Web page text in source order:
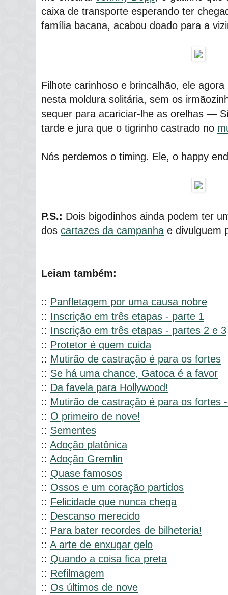
caixa de transporte esperando ter
família bacana, acabou doado para a
Filhote carinhoso e brincalhão, ele
nesta moldura solitária, sem os
sequer para acariciar-lhe as orelhas ―
tarde e jura que o tigrinho castrado no
Nós perdemos o timing. Ele, o happy
P.S.: Dois bigodinhos ainda podem ter
dos cartazes da campanha e divulguem
Leiam também:
:: Panfletagem por uma causa nobre
:: Inscrição em três etapas - parte 1
:: Inscrição em três etapas - partes 2 e 3
:: Protetor é quem cuida
:: Mutirão de castração é para os fortes
:: Se há uma chance, Gatoca é a favor
:: Da favela para Hollywood!
:: Mutirão de castração é para os fortes
:: O primeiro de nove!
:: Sementes
:: Adoção platônica
:: Adoção Gremlin
:: Quase famosos
:: Ossos e um coração partidos
:: Felicidade que nunca chega
:: Descanso merecido
:: Para bater recordes de bilheteria!
:: A arte de enxugar gelo
:: Quando a coisa fica preta
:: Refilmagem
:: Os últimos de nove